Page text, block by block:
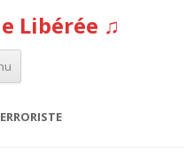
Libérée ♫
Aller au contenu